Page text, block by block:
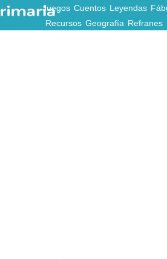
Juegos Cuentos Leyendas
Recursos Geografía Refranes